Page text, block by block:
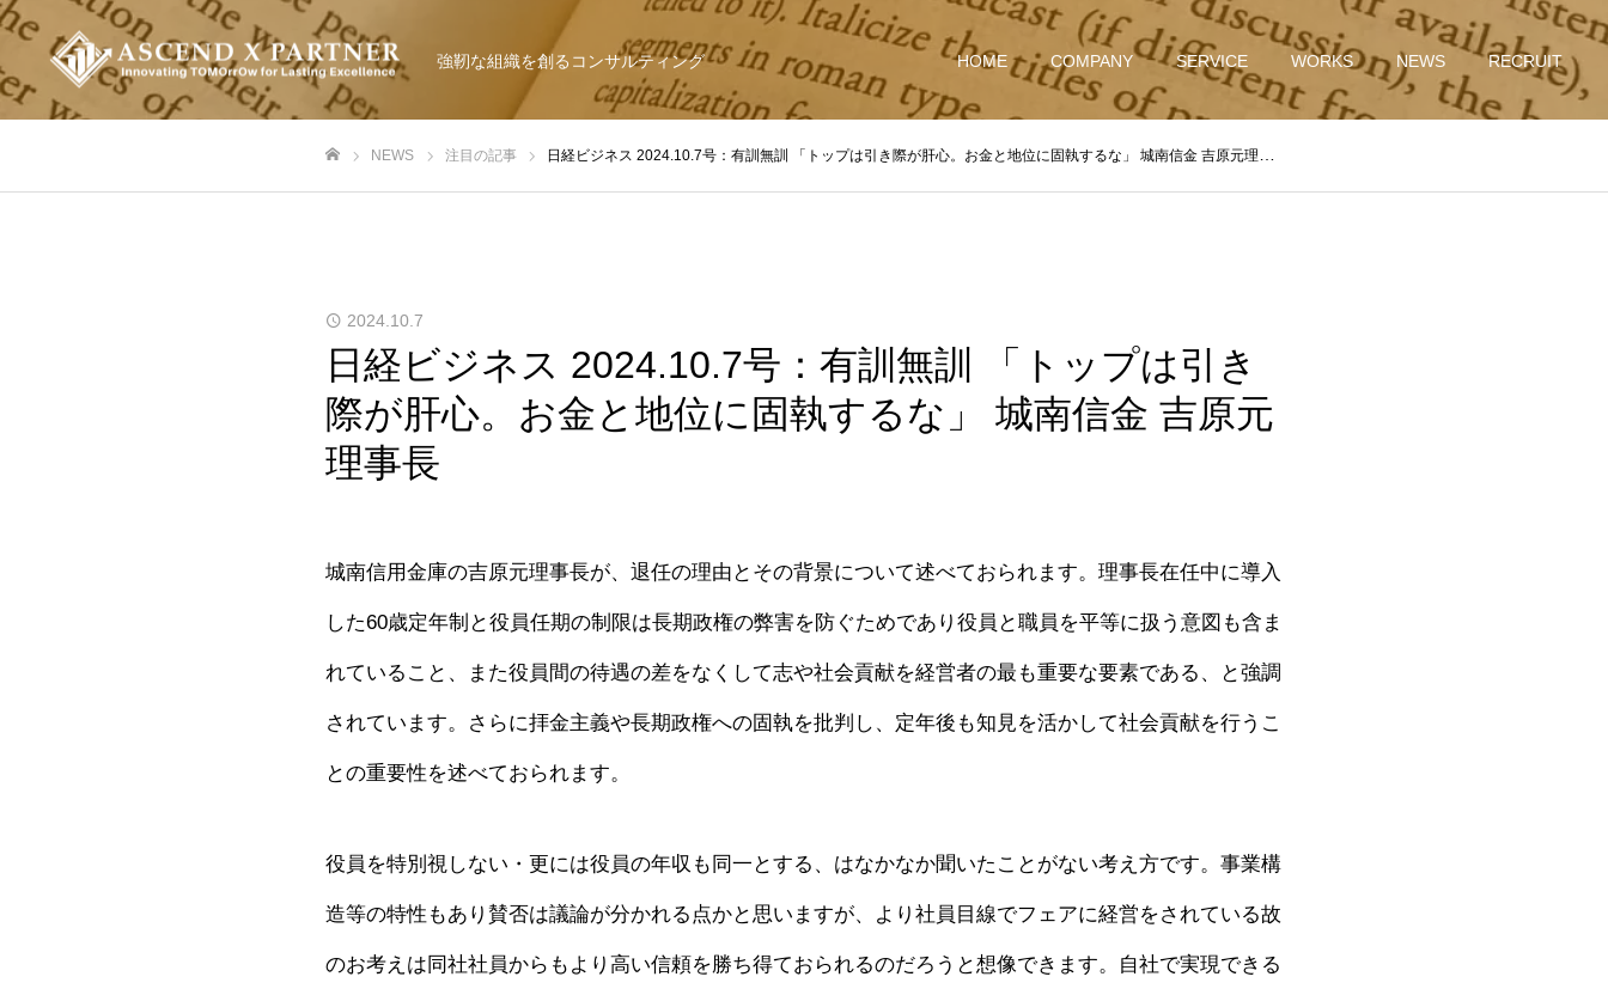
強靭な組織を創るコンサルティング HOME COMPANY SERVICE WORKS NEWS RECRUIT
NEWS 注目の記事 日経ビジネス 2024.10.7号：有訓無訓 「トップは引き際が肝心。お金と地位に固執するな」 城南信金 吉原元理事長
2024.10.7
日経ビジネス 2024.10.7号：有訓無訓 「トップは引き
際が肝心。お金と地位に固執するな」 城南信金 吉原元
理事長
城南信用金庫の吉原元理事長が、退任の理由とその背景について述べておられます。理事長在任中に導入
した60歳定年制と役員任期の制限は長期政権の弊害を防ぐためであり役員と職員を平等に扱う意図も含ま
れていること、また役員間の待遇の差をなくして志や社会貢献を経営者の最も重要な要素である、と強調
されています。さらに拝金主義や長期政権への固執を批判し、定年後も知見を活かして社会貢献を行うこ
との重要性を述べておられます。
役員を特別視しない・更には役員の年収も同一とする、はなかなか聞いたことがない考え方です。事業構
造等の特性もあり賛否は議論が分かれる点かと思いますが、より社員目線でフェアに経営をされている故
のお考えは同社社員からもより高い信頼を勝ち得ておられるのだろうと想像できます。自社で実現できる